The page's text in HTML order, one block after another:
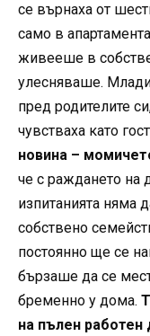
се върнаха от
само в
живееше в
улесняваше.
пред родителите
чувстваха като
новина –
че с раждането на
изпитанията няма
собствено
постоянно ще се
бързаше да се
бременно у дома.
на пълен работен